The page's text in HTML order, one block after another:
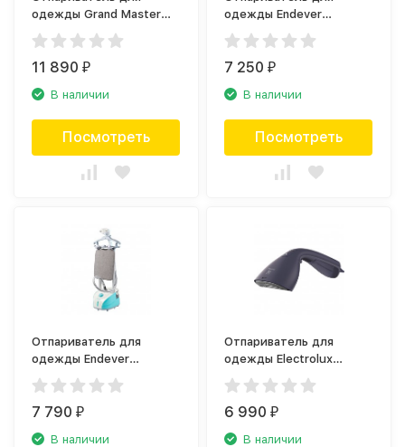
одежды Grand Master
GM-Q5 Multi/R красный
11 890₽
В наличии
Посмотреть
одежды Endever
Odyssey Q-500
7 250₽
В наличии
Посмотреть
Отпариватель для
одежды Endever
Odyssey Q-505
7 790₽
В наличии
Отпариватель для
одежды Electrolux
E7HS1-4MN
6 990₽
В наличии